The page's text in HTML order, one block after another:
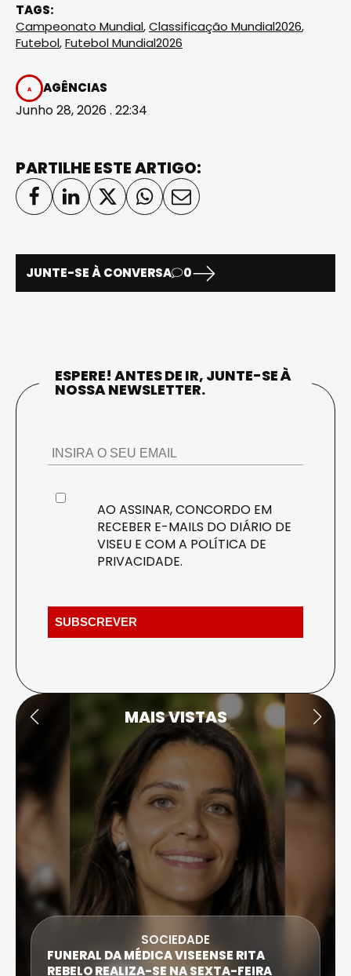
TAGS:
Campeonato Mundial,Classificação Mundial2026,
Futebol,Futebol Mundial2026
AGÊNCIAS
Junho 28, 2026 . 22:34
PARTILHE ESTE ARTIGO:
JUNTE-SE À CONVERSA 0
ESPERE! ANTES DE IR, JUNTE-SE À
NOSSA NEWSLETTER.
AO ASSINAR, CONCORDO EM
RECEBER E-MAILS DO DIÁRIO DE
VISEU E COM A POLÍTICA DE
PRIVACIDADE.
MAIS VISTAS
SOCIEDADE
FUNERAL DA MÉDICA VISEENSE RITA
REBELO REALIZA-SE NA SEXTA-FEIRA